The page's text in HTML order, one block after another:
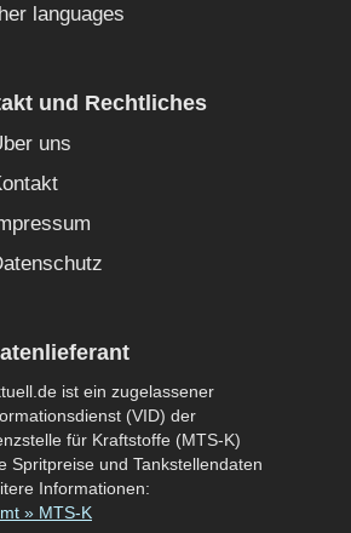
languages
und Rechtliches
uns
ist ein zugelassener
(VID) der
für Kraftstoffe (MTS-K)
Spritpreise und Tankstellendaten
Informationen:
» MTS-K